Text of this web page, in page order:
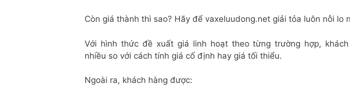
Còn giá thành thì sao? Hãy để vaxeluudong.net giải tỏa luôn nỗi lo
Với hình thức đề xuất giá linh hoạt theo từng trường hợp,
nhiều so với cách tính giá cố định hay giá tối thiểu.
Ngoài ra, khách hàng được: